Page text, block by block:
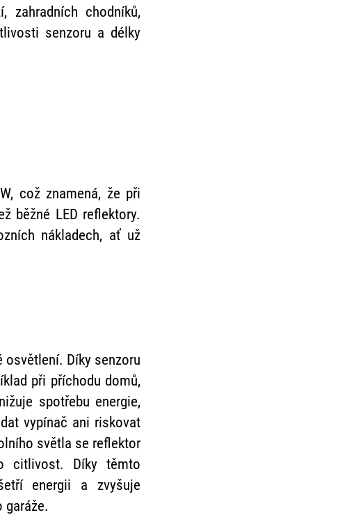
zahradních chodníků,
senzoru a délky
což znamená, že při
běžné LED reflektory.
nákladech, ať už
osvětlení. Díky senzoru
při příchodu domů,
spotřebu energie,
vypínač ani riskovat
světla se reflektor
citlivost. Díky těmto
energii a zvyšuje
garáže.